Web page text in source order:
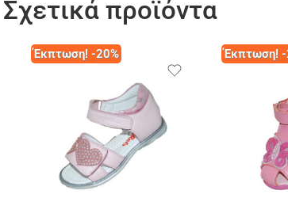
Σχετικά προϊόντα
Έκπτωση! -20% Έκπτωση! -